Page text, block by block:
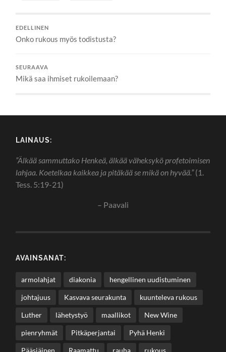
EDELLINEN
Onko rukous myös todistusta?
SEURAAVA
Mikä saa ihmiset rukoilemaan?
LAINAUS:
”Älkää sammuttako Henkeä, älkää väheksykö profetoimisen
lahjaa. Koetelkaa kaikkea ja pitäkää se mikä on hyvää.”(1.
Tess. 5:19-21)
– Paavali
AVAINSANAT:
armolahjat diakonia hengellinen uudistuminen
johtajuus Kasvava seurakunta kuunteleva rukous
Luther lähetystyö maallikot New Wine
pienryhmät Pitkäperjantai Pyhä Henki
Pääsiäinen Raamattu rauha rukous